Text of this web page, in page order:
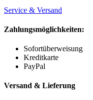
Service & Versand
Zahlungsmöglichkeiten:
Sofortüberweisung
Kreditkarte
PayPal
Versand & Lieferung